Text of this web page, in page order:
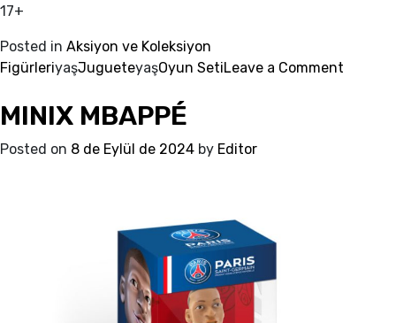
17+
Posted in Aksiyon ve Koleksiyon
FigürleriyaşJugueteyaşOyun SetiLeave a Comment
MINIX MBAPPÉ
Posted on 8 de Eylül de 2024 by Editor